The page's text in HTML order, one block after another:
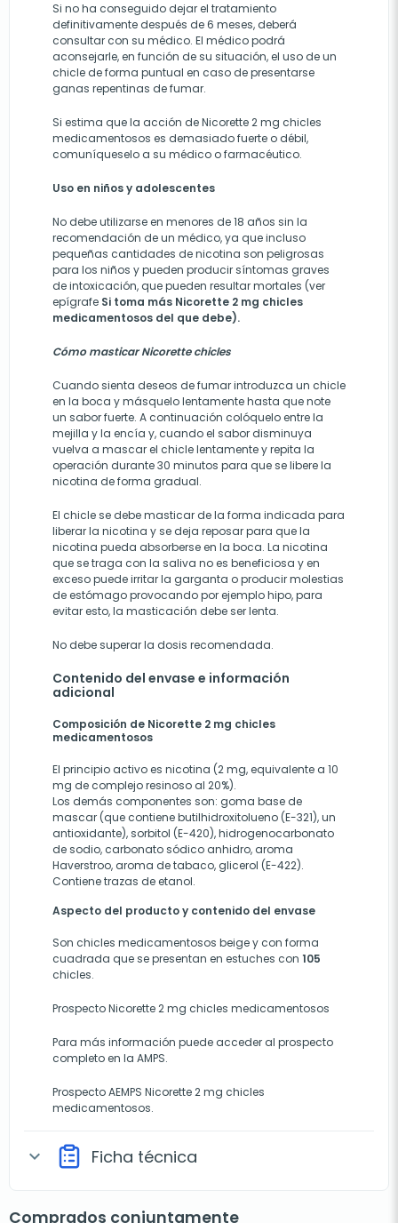
Si no ha conseguido dejar el tratamiento
definitivamente después de 6 meses, deberá
consultar con su médico. El médico podrá
aconsejarle, en función de su situación, el uso de un
chicle de forma puntual en caso de presentarse
ganas repentinas de fumar.
Si estima que la acción de Nicorette 2 mg chicles
medicamentosos es demasiado fuerte o débil,
comuníqueselo a su médico o farmacéutico.
Uso en niños y adolescentes
No debe utilizarse en menores de 18 años sin la
recomendación de un médico, ya que incluso
pequeñas cantidades de nicotina son peligrosas
para los niños y pueden producir síntomas graves
de intoxicación, que pueden resultar mortales (ver
epígrafe Si toma más Nicorette 2 mg chicles
medicamentosos del que debe).
Cómo masticar Nicorette chicles
Cuando sienta deseos de fumar introduzca un chicle
en la boca y másquelo lentamente hasta que note
un sabor fuerte. A continuación colóquelo entre la
mejilla y la encía y, cuando el sabor disminuya
vuelva a mascar el chicle lentamente y repita la
operación durante 30 minutos para que se libere la
nicotina de forma gradual.
El chicle se debe masticar de la forma indicada para
liberar la nicotina y se deja reposar para que la
nicotina pueda absorberse en la boca. La nicotina
que se traga con la saliva no es beneficiosa y en
exceso puede irritar la garganta o producir molestias
de estómago provocando por ejemplo hipo, para
evitar esto, la masticación debe ser lenta.
No debe superar la dosis recomendada.
Contenido del envase e información
adicional
Composición de Nicorette 2 mg chicles
medicamentosos
El principio activo es nicotina (2 mg, equivalente a 10
mg de complejo resinoso al 20%).
Los demás componentes son: goma base de
mascar (que contiene butilhidroxitolueno (E-321), un
antioxidante), sorbitol (E-420), hidrogenocarbonato
de sodio, carbonato sódico anhidro, aroma
Haverstroo, aroma de tabaco, glicerol (E-422).
Contiene trazas de etanol.
Aspecto del producto y contenido del envase
Son chicles medicamentosos beige y con forma
cuadrada que se presentan en estuches con 105
chicles.
Prospecto Nicorette 2 mg chicles medicamentosos
Para más información puede acceder al prospecto
completo en la AMPS.
ProspectoAEMPS Nicorette 2 mg chicles
medicamentosos.
expand_more Ficha técnica
Comprados conjuntamente